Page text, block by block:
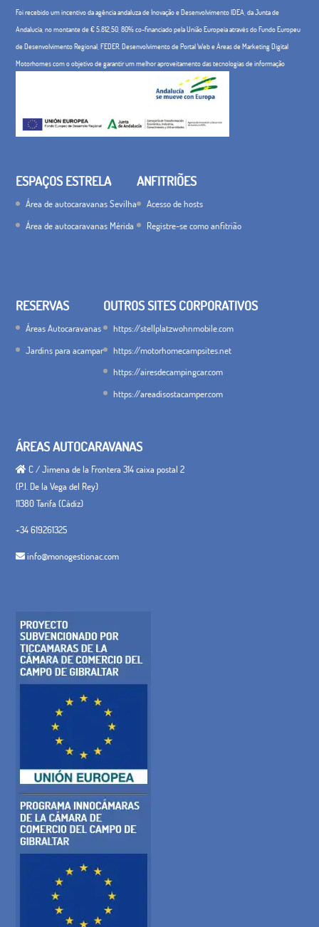
Foi recebido um incentivo da agência andaluza de Inovação e Desenvolvimento IDEA, da Junta de
Andalucía, no montante de € 5.812,50, 80% co-financiado pela União Europeia através do Fundo Europeu
de Desenvolvimento Regional, FEDER. Desenvolvimento de Portal Web e Áreas de Marketing Digital
Motorhomes com o objetivo de garantir um melhor aproveitamento das tecnologias de informação
ESPAÇOS ESTRELA
Área de autocaravanas Sevilha
Área de autocaravanas Mérida
ANFITRIÕES
Acesso de hosts
Registre-se como anfitrião
RESERVAS
Áreas Autocaravanas
Jardins para acampar
OUTROS SITES CORPORATIVOS
https://stellplatzwohnmobile.com
https://motorhomecampsites.net
https://airesdecampingcar.com
https://areadisostacamper.com
ÁREAS AUTOCARAVANAS
C / Jimena de la Frontera 314 caixa postal 2
(P.I. De la Vega del Rey)
11380 Tarifa (Cádiz)
+34 619261325
info@monogestionac.com